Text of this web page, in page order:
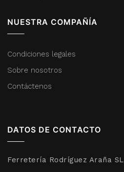
NUESTRA COMPAÑÍA
Condiciones legales
Sobre nosotros
Contáctenos
DATOS DE CONTACTO
Ferretería Rodríguez Araña SL